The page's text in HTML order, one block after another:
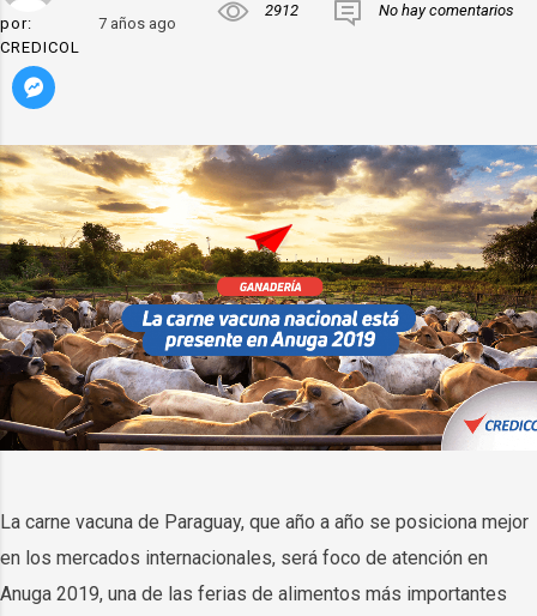
por:
CREDICOL
7 años ago
2912 No hay comentarios
La carne vacuna de Paraguay, que año a año se posiciona mejor
en los mercados internacionales, será foco de atención en
Anuga 2019, una de las ferias de alimentos más importantes